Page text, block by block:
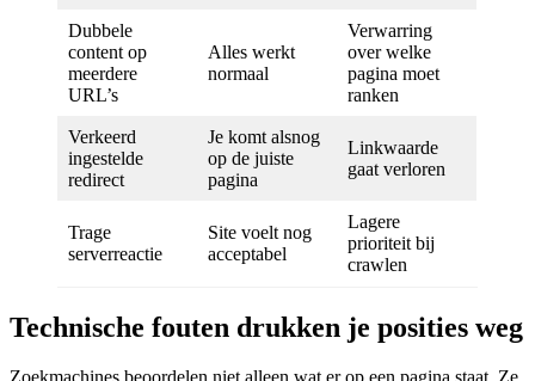
Dubbele
content op
meerdere
URL’s
Alles werkt
normaal
Verwarring
over welke
pagina moet
ranken
Verkeerd
ingestelde
redirect
Je komt alsnog
op de juiste
pagina
Linkwaarde
gaat verloren
Trage
serverreactie
Site voelt nog
acceptabel
Lagere
prioriteit bij
crawlen
Technische fouten drukken je posities weg